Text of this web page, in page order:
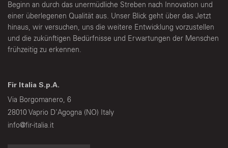
Beginn an durch das unermüdliche Streben nach Innovation und
einer überlegenen Qualität aus. Unser Blick geht über das Jetzt
hinaus, wir versuchen, uns die weitere Entwicklung vorzustellen
und die zukünftigen Bedürfnisse und Erwartungen der Menschen
frühzeitig zu erkennen.
Fir Italia S.p.A.
Via Borgomanero, 6
28010 Vaprio D'Agogna (NO) Italy
info@fir-italia.it